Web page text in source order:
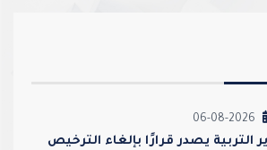
06-08-2026
التربية يصدر قرارًا بإلغاء الترخيص